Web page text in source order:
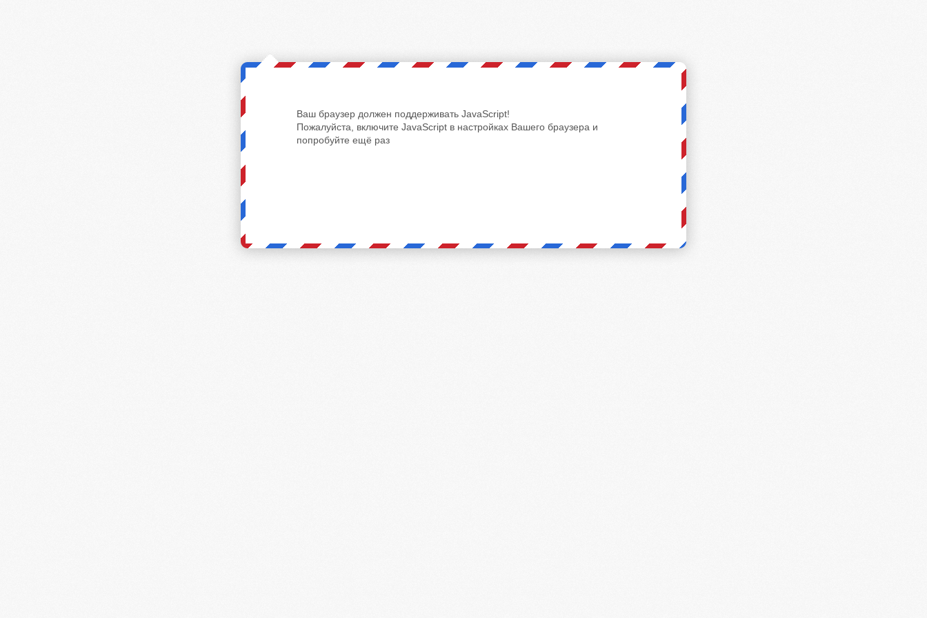
Ваш браузер должен поддерживать JavaScript!
Пожалуйста, включите JavaScript в настройках Вашего браузера и
попробуйте ещё раз